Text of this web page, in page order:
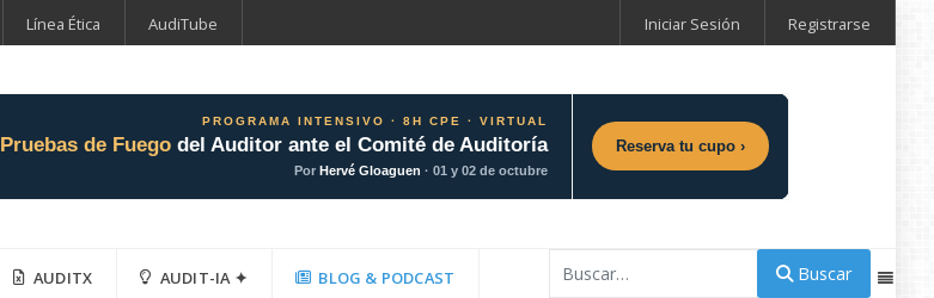
Línea Ética AudiTube Iniciar Sesión Registrarse
PROGRAMA INTENSIVO · 8H CPE · VIRTUAL
Pruebas de Fuego del Auditor ante el Comité de Auditoría
PorHervé Gloaguen · 01 y 02 de octubre
Reserva tu cupo ›
AUDITX AUDIT-IA ✦ BLOG & PODCAST Buscar